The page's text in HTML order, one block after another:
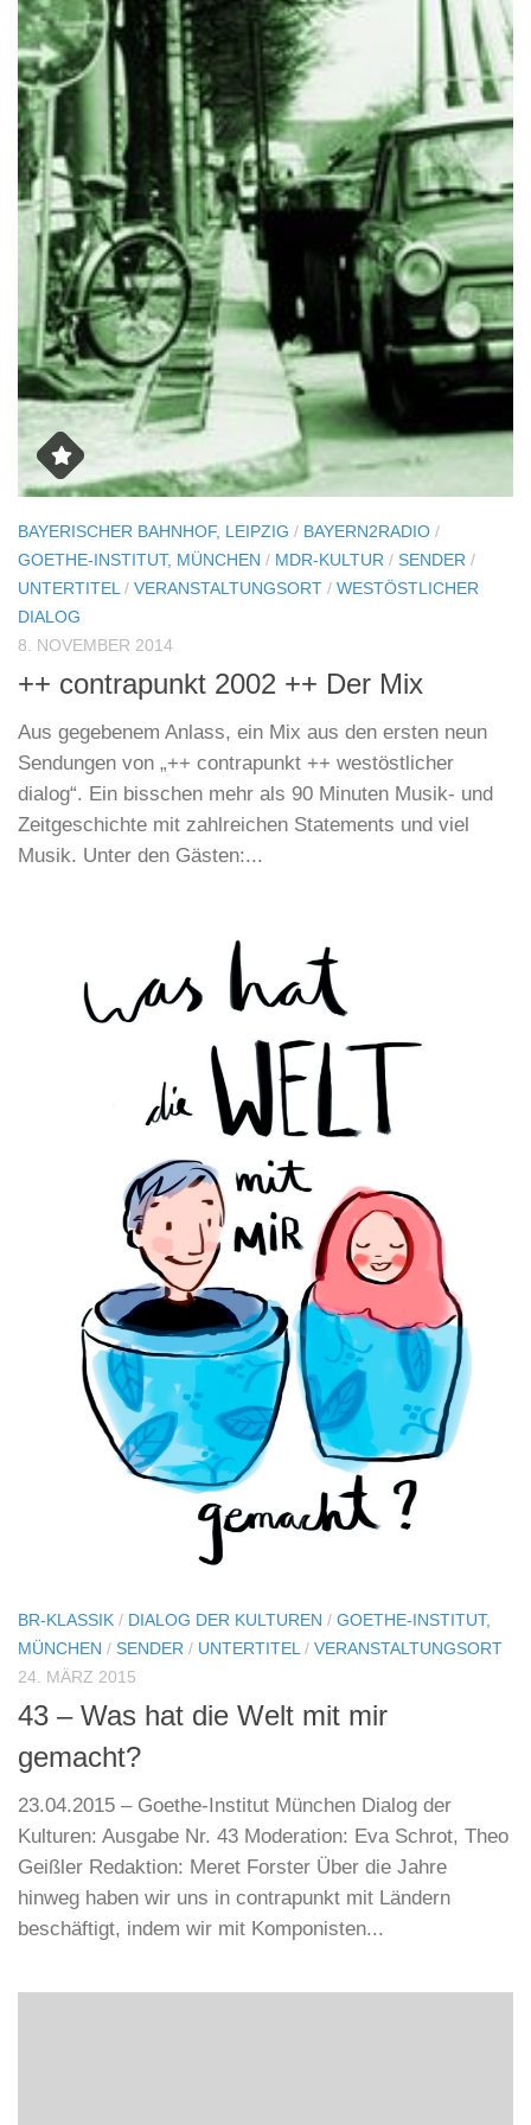
GOETHE-INSTITUT, MÜNCHEN /MDR-KULTUR / SENDER/
UNTERTITEL / VERANSTALTUNGSORT / WESTÖSTLICHER
DIALOG
8. NOVEMBER 2014
++ contrapunkt 2002 ++ Der Mix
Sendungen von „++ contrapunkt ++ westöstlicher
dialog“. Ein bisschen mehr als 90 Minuten Musik- und
Zeitgeschichte mit zahlreichen Statements und viel
Musik. Unter den Gästen:...
BR-KLASSIK/DIALOG DER KULTUREN/GOETHE-INSTITUT,
MÜNCHEN /SENDER /UNTERTITEL/VERANSTALTUNGSORT
24. MÄRZ 2015
43 – Was hat die Welt mit mir
gemacht?
23.04.2015 – Goethe-Institut München Dialog der